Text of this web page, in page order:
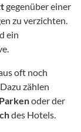
gegenüber einer
zu verzichten.
ein
oft noch
zählen
oder der
des Hotels.